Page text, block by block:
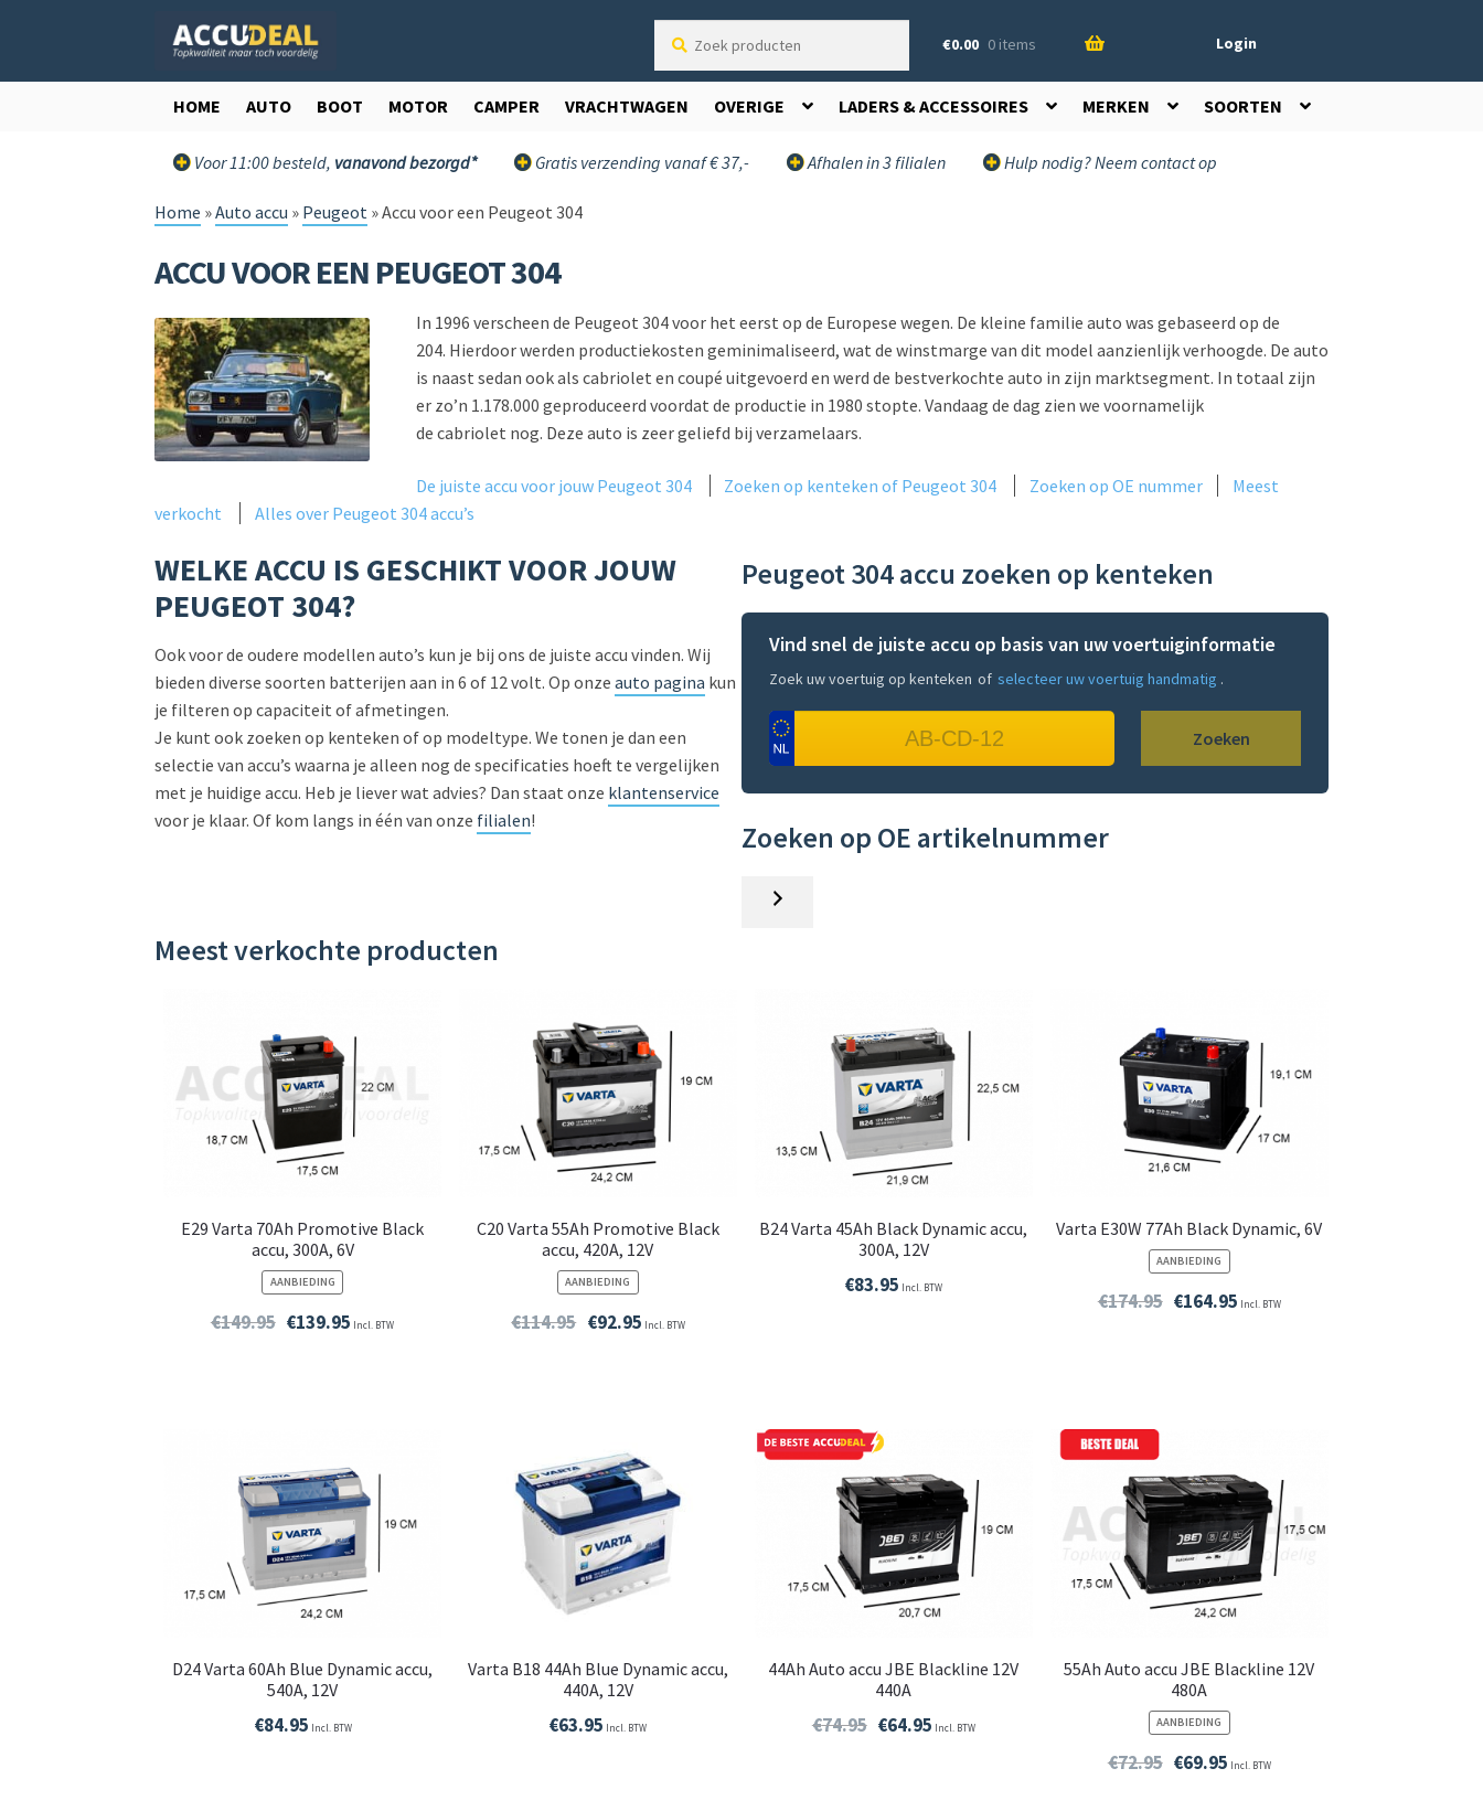
door
direct
€0.00 0 items
producten
HOME AUTO BOOT MOTOR CAMPER VRACHTWAGEN OVERIGE LADERS & ACCESSOIRES MERKEN SOORTEN
Voor 11:00 besteld, vanavond bezorgd* Gratis verzending vanaf € 37,- Afhalen in 3 filialen Hulp nodig? Neem contact op
Home »Auto accu » Peugeot »Accu voor een Peugeot 304
ACCU VOOR EEN PEUGEOT 304
In 1996 verscheen de Peugeot 304 voor het eerst op de Europese wegen. De kleine familie auto was gebaseerd op de
204. Hierdoor werden productiekosten geminimaliseerd, wat de winstmarge van dit model aanzienlijk verhoogde. De auto
is naast sedan ook als cabriolet en coupé uitgevoerd en werd de bestverkochte auto in zijn marktsegment. In totaal zijn
er zo’n 1.178.000 geproduceerd voordat de productie in 1980 stopte. Vandaag de dag zien we voornamelijk
de cabriolet nog. Deze auto is zeer geliefd bij verzamelaars.
De juiste accu voor jouw Peugeot 304 Zoeken op kenteken of Peugeot 304 Zoeken op OE nummer
Meest
verkocht
Alles over Peugeot 304 accu’s
WELKE ACCU IS GESCHIKT VOOR JOUW
PEUGEOT 304?
Ook voor de oudere modellen auto’s kun je bij ons de juiste accu vinden. Wij
bieden diverse soorten batterijen aan in 6 of 12 volt. Op onzeauto pagina kun
je filteren op capaciteit of afmetingen.
Je kunt ook zoeken op kenteken of op modeltype. We tonen je dan een
selectie van accu’s waarna je alleen nog de specificaties hoeft te vergelijken
met je huidige accu. Heb je liever wat advies? Dan staat onze klantenservice
voor je klaar. Of kom langs in één van onze filialen!
Peugeot 304 accu zoeken op kenteken
Vind snel de juiste accu op basis van uw voertuiginformatie
Zoek uw voertuig op kenteken of selecteer uw voertuig handmatig .
Zoeken
Zoeken op OE artikelnummer
Meest verkochte producten
E29 Varta 70Ah Promotive Black
accu, 300A, 6V
AANBIEDINGPRODUCT
IN
DE
UITVERKOOP
€149.95 €139.95 Incl. BTW
C20 Varta 55Ah Promotive Black
accu, 420A, 12V
AANBIEDING
IN
DE
UITVERKOOP
€114.95 €92.95 Incl. BTW
B24 Varta 45Ah Black Dynamic accu,
300A, 12V
€83.95 Incl. BTW
Varta E30W 77Ah Black Dynamic, 6V
AANBIEDING
IN
DE
UITVERKOOP
€174.95 €164.95 Incl. BTW
D24 Varta 60Ah Blue Dynamic accu,
540A, 12V
€84.95 Incl. BTW
Varta B18 44Ah Blue Dynamic accu,
440A, 12V
€63.95 Incl. BTW
44Ah Auto accu JBE Blackline 12V
440A
€74.95 €64.95 Incl. BTW
55Ah Auto accu JBE Blackline 12V
480A
AANBIEDING
IN
DE
€72.95 €69.95 Incl. BTW
Login